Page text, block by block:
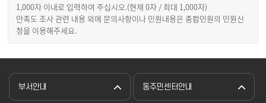
1,000자 이내로 입력하여 주십시오.(현재 0자 / 최대 1,000자)
만족도 조사 관련 내용 외에 문의사항이나 민원내용은 종합민원의 민원신
청을 이용해주세요.
부서안내 동주민센터안내